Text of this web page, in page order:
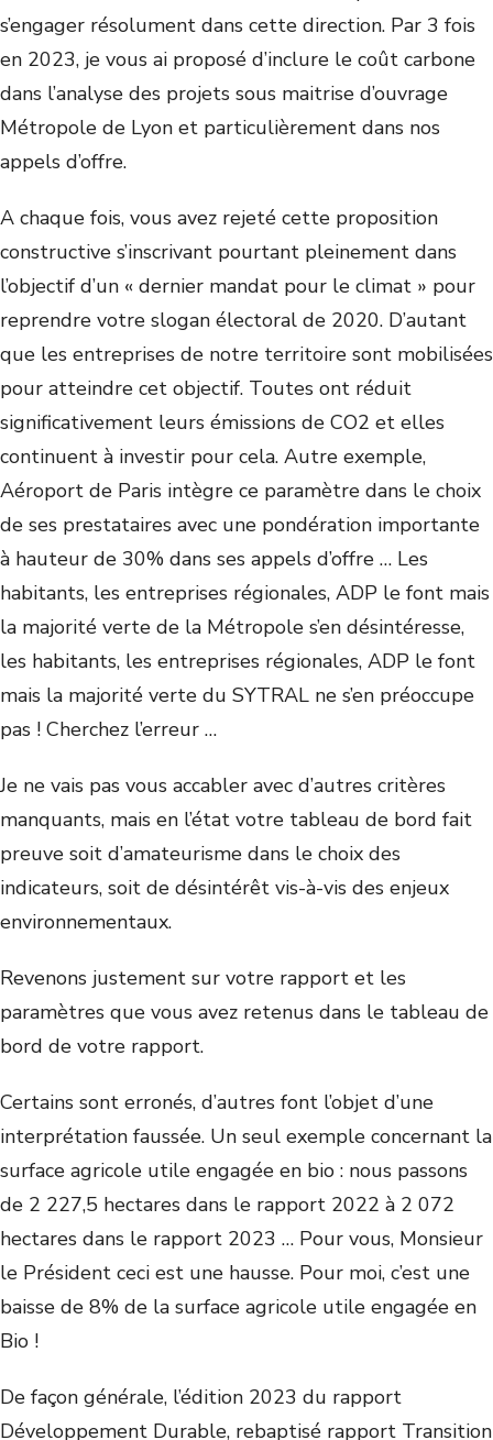
s’engager résolument dans cette direction. Par 3 fois
en 2023, je vous ai proposé d’inclure le coût carbone
dans l’analyse des projets sous maitrise d’ouvrage
Métropole de Lyon et particulièrement dans nos
appels d’offre.
A chaque fois, vous avez rejeté cette proposition
constructive s’inscrivant pourtant pleinement dans
l’objectif d’un « dernier mandat pour le climat » pour
reprendre votre slogan électoral de 2020. D’autant
que les entreprises de notre territoire sont mobilisées
pour atteindre cet objectif. Toutes ont réduit
significativement leurs émissions de CO2 et elles
continuent à investir pour cela. Autre exemple,
Aéroport de Paris intègre ce paramètre dans le choix
de ses prestataires avec une pondération importante
à hauteur de 30% dans ses appels d’offre … Les
habitants, les entreprises régionales, ADP le font mais
la majorité verte de la Métropole s’en désintéresse,
les habitants, les entreprises régionales, ADP le font
mais la majorité verte du SYTRAL ne s’en préoccupe
pas ! Cherchez l’erreur …
Je ne vais pas vous accabler avec d’autres critères
manquants, mais en l’état votre tableau de bord fait
preuve soit d’amateurisme dans le choix des
indicateurs, soit de désintérêt vis-à-vis des enjeux
environnementaux.
Revenons justement sur votre rapport et les
paramètres que vous avez retenus dans le tableau de
bord de votre rapport.
Certains sont erronés, d’autres font l’objet d’une
interprétation faussée. Un seul exemple concernant la
surface agricole utile engagée en bio : nous passons
de 2 227,5 hectares dans le rapport 2022 à 2 072
hectares dans le rapport 2023 … Pour vous, Monsieur
le Président ceci est une hausse. Pour moi, c’est une
baisse de 8% de la surface agricole utile engagée en
Bio !
De façon générale, l’édition 2023 du rapport
Développement Durable, rebaptisé rapport Transition